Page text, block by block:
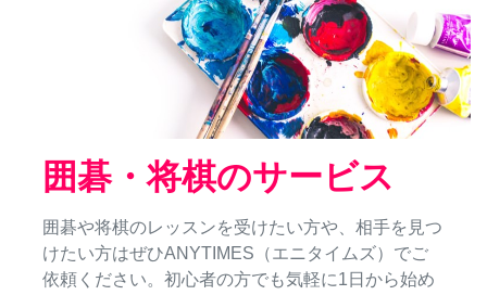
囲碁・将棋のサービス
囲碁や将棋のレッスンを受けたい方や、相手を見つ
けたい方はぜひANYTIMES（エニタイムズ）でご
依頼ください。初心者の方でも気軽に1日から始め